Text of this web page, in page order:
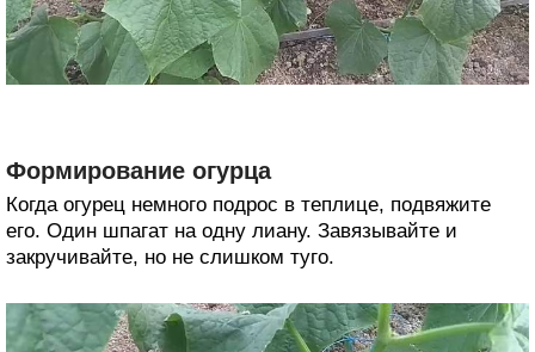
Формирование огурца
Когда огурец немного подрос в теплице, подвяжите
его. Один шпагат на одну лиану. Завязывайте и
закручивайте, но не слишком туго.